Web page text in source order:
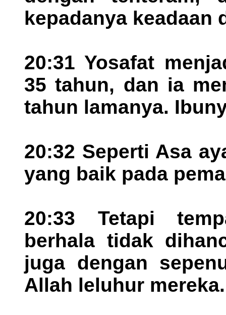
kepadanya keadaan
20:31 Yosafat
35 tahun, dan ia
tahun lamanya.
20:32 Seperti Asa
yang baik pada
20:33 Tetapi
berhala tidak
juga dengan
Allah leluhur mereka.